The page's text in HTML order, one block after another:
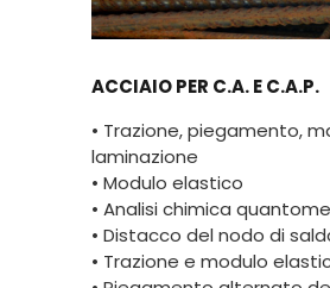
ACCIAIO PER C.A. E C.A.P.
• Trazione, piegamento,
laminazione
• Modulo elastico
• Analisi chimica
• Distacco del nodo di
• Trazione e modulo